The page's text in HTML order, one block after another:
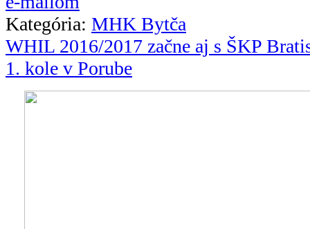
Kategória: MHK Bytča
WHIL 2016/2017 začne aj s ŠKP
1. kole v Porube